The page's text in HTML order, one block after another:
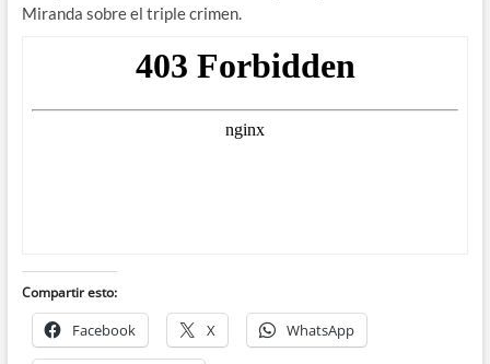
Miranda sobre el triple crimen.
Compartir esto:
Facebook X WhatsApp